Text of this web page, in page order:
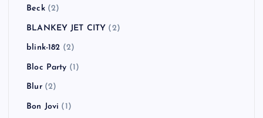
Beck(2)
BLANKEY JET CITY (2)
blink-182 (2)
Bloc Party (1)
Blur(2)
Bon Jovi (1)